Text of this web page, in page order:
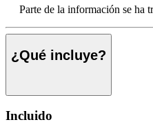
Parte de la información se ha
¿Qué incluye?
Incluido